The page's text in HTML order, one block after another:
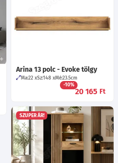
Arina 13 polc - Evoke tölgy
Ma:22 Sz:148 Mé:23.5cm
-10%
20 165 Ft
SZUPER ÁR!